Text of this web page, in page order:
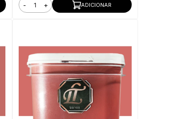
- + ADICIONAR